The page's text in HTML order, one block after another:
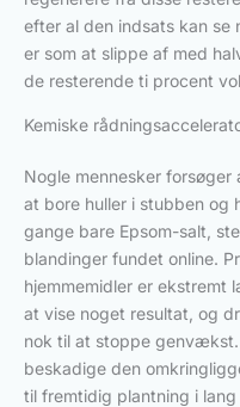
efter al den indsats kan se
er som at slippe af med
de resterende ti procent
Kemiske
Nogle mennesker
at bore huller i stubben og
gange bare Epsom-salt,
blandinger fundet online.
hjemmemidler er ekstremt
at vise noget resultat, og
nok til at stoppe
beskadige den
til fremtidig plantning i